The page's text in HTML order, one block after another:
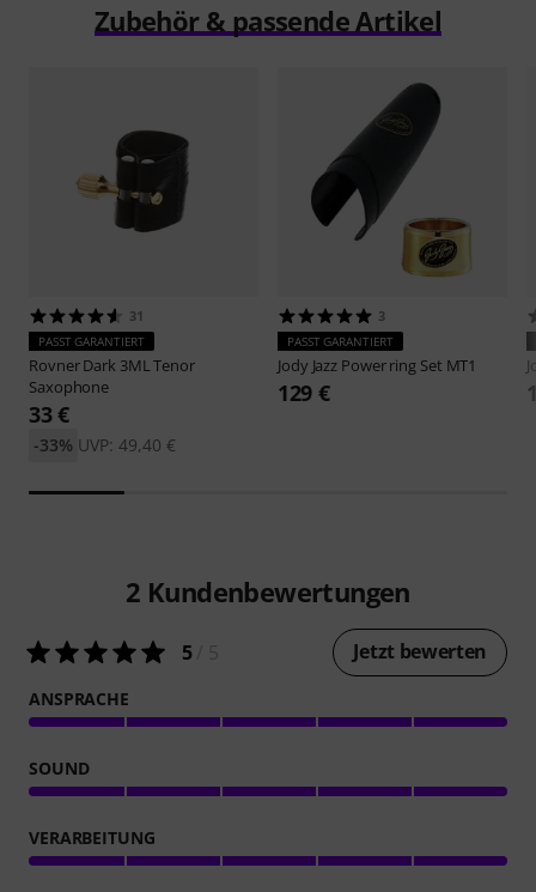
Zubehör & passende Artikel
31
PASST GARANTIERT
RovnerDark 3ML Tenor
Saxophone
33 €
UVP: 49,40 €
-33%
3
PASST GARANTIERT
Jody Jazz Power ring Set MT1
129 €
2 Kundenbewertungen
5/ 5 Jetzt bewerten
ANSPRACHE
SOUND
VERARBEITUNG